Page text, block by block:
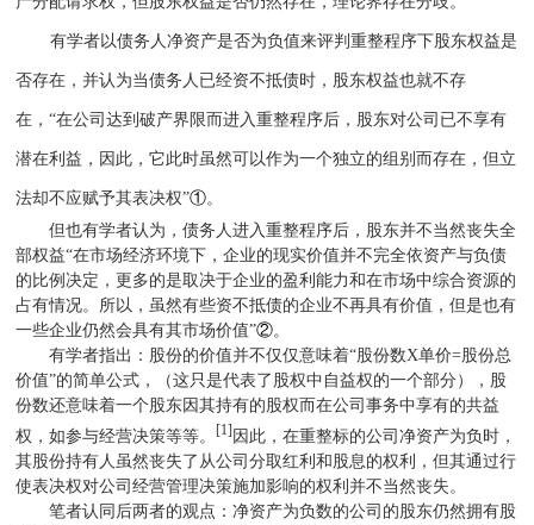
有学者以债务人净资产是否为负值来评判重整程序下股东权益是
否存在，并认为当债务人已经资不抵债时，股东权益也就不存
在，“在公司达到破产界限而进入重整程序后，股东对公司已不享有
潜在利益，因此，它此时虽然可以作为一个独立的组别而存在，但立
法却不应赋予其表决权”①。
但也有学者认为，债务人进入重整程序后，股东并不当然丧失全
部权益“在市场经济环境下，企业的现实价值并不完全依资产与负债
的比例决定，更多的是取决于企业的盈利能力和在市场中综合资源的
占有情况。所以，虽然有些资不抵债的企业不再具有价值，但是也有
一些企业仍然会具有其市场价值”②。
有学者指出：股份的价值并不仅仅意味着“股份数X单价=股份总
价值”的简单公式，（这只是代表了股权中自益权的一个部分），股
份数还意味着一个股东因其持有的股权而在公司事务中享有的共益
权，如参与经营决策等等。
[1]因此，在重整标的公司净资产为负时，
其股份持有人虽然丧失了从公司分取红利和股息的权利，但其通过行
使表决权对公司经营管理决策施加影响的权利并不当然丧失。
笔者认同后两者的观点：净资产为负数的公司的股东仍然拥有股